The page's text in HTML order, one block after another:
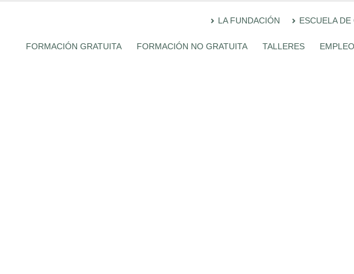
LA FUNDACIÓN ESCUELA
FORMACIÓN GRATUITA FORMACIÓN NO GRATUITA TALLERES EMPLEO